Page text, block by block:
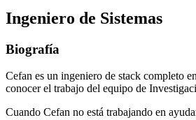
Ingeniero de Sistemas
Biografía
Cefan es un ingeniero de stack completo
conocer el trabajo del equipo de
Cuando Cefan no está trabajando en